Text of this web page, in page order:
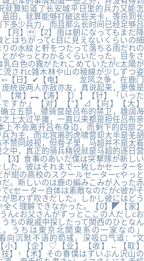
就算知道了长安城平日里的兵力又能怎
田，就算能够打破这些关卡，等杀到长
多少兵力，而且那么长时间已经足够吕
【月】【2】雨は朝になってもまだ降
とはちがってc目に見えないくらいの細
の水紋と軒をつたって落ちる雨だれの
がやっとわかるくらいだった。目をさ
乳白色の霧がたれこめていたがc太陽が
流されc雑木林や山の稜線が少しずつ姿
➳【日】✔【电】 龙凤之争，在鹿门
统说两人亦敌亦友，真说起来，更像是
【常】︻【涛】【）】【针】「いった
すか」【对】【“】⊿【向】【大】
五部，骠骑营是吕布的禁卫，雄阔海
上太过平庸，一直以来都是担任吕布亲
上不会离开吕布身边，而剩下的四部之
为主，而北宫离的虎啸营却大半是羌胡
赞同歧视，但骨子里，马超并不是太看
中，真正的骑兵精锐就是马超的逐日营
3】食事のあいだ僕は突撃隊が新しい
た。彼はそれまで一枚しかセーターを
紺の高校のスクールセーターcやっと
。新しいのは鹿の編みこみが入った赤
cセーター自体は素敵なのだがc彼がそ
思わず吹きだした。しかし彼にはどう
全く理解できなかった。【0】◤【家】
んcお父さんがずっとここの人だしcお
ちの親戚中探したって関西のひとなん
うちは東京北関東系の一家なの」
沉默不语的荀彧，深吸口气道：“文
小】【企】♡【业】【收】←【取】
】↑【术】その春僕はずいぶん沢山の